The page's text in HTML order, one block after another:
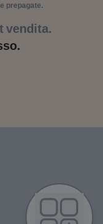
prepagate.
vendita.